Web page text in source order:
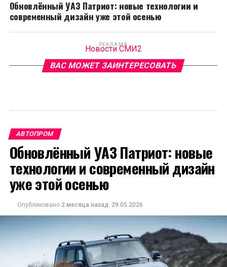
Обновлённый УАЗ Патриот: новые технологии и
современный дизайн уже этой осенью
РЕКЛАМА
Новости СМИ2
ВАС МОЖЕТ ЗАИНТЕРЕСОВАТЬ
АВТОПРОМ
Обновлённый УАЗ Патриот: новые
технологии и современный дизайн
уже этой осенью
Опубликовано 2 месяца назад 29.05.2026